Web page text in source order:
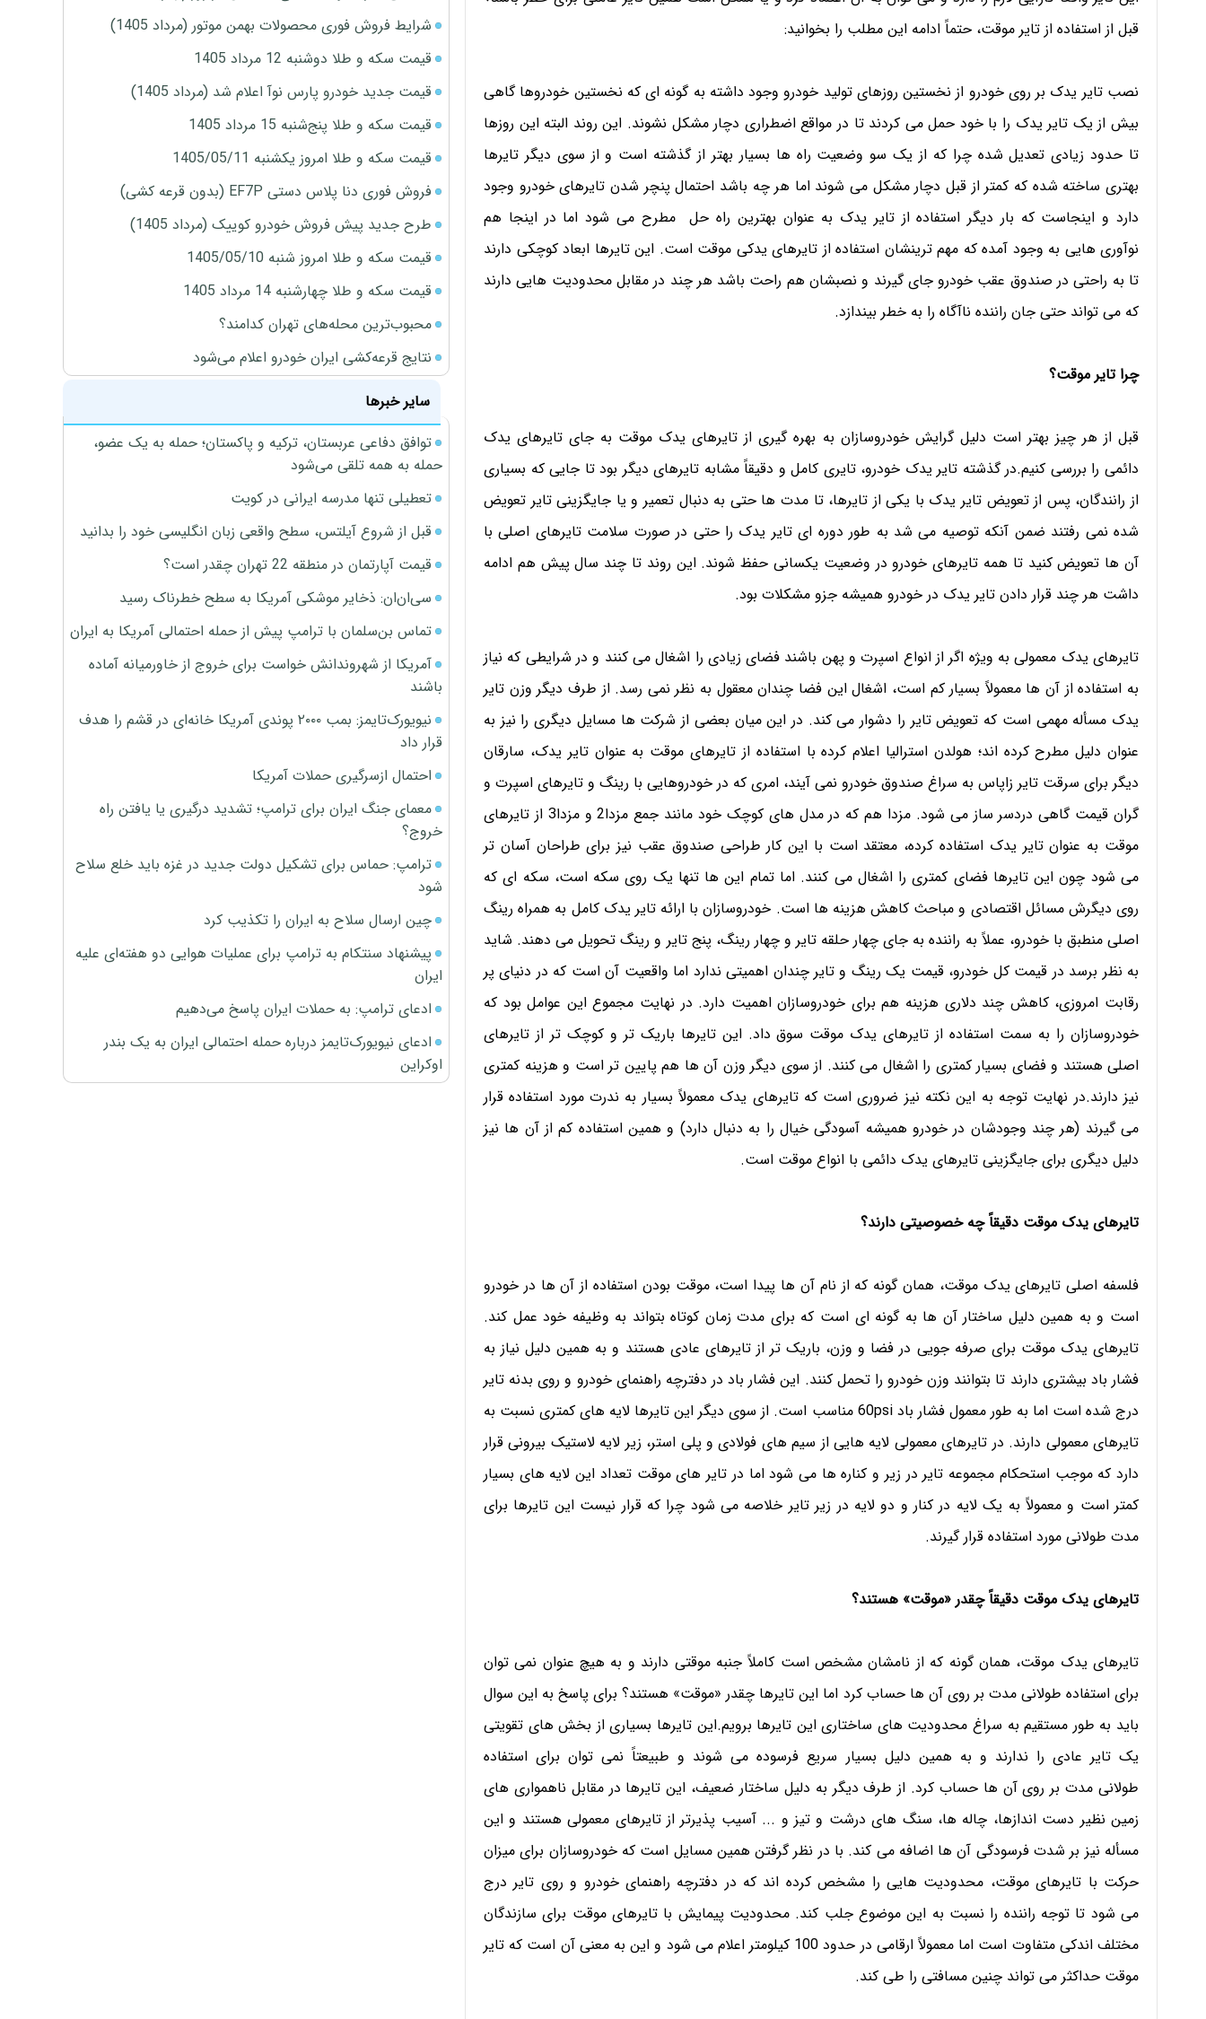
قبل از استفاده از تایر موقت، حتماً ادامه این مطلب را بخوانید:
نصب تایر یدک بر روی خودرو از نخستین روزهای تولید خودرو وجود داشته به گونه ای که نخستین خودروها گاهی
بیش از یک تایر یدک را با خود حمل می کردند تا در مواقع اضطراری دچار مشکل نشوند. این روند البته این روزها
تا حدود زیادی تعدیل شده چرا که از یک سو وضعیت راه ها بسیار بهتر از گذشته است و از سوی دیگر تایرها
بهتری ساخته شده که کمتر از قبل دچار مشکل می شوند اما هر چه باشد احتمال پنچر شدن تایرهای خودرو وجود
دارد و اینجاست که بار دیگر استفاده از تایر یدک به عنوان بهترین راه حل مطرح می شود اما در اینجا هم
نوآوری هایی به وجود آمده که مهم ترینشان استفاده از تایرهای یدکی موقت است. این تایرها ابعاد کوچکی دارند
تا به راحتی در صندوق عقب خودرو جای گیرند و نصبشان هم راحت باشد هر چند در مقابل محدودیت هایی دارند
که می تواند حتی جان راننده ناآگاه را به خطر بیندازد.
چرا تایر موقت؟
قبل از هر چیز بهتر است دلیل گرایش خودروسازان به بهره گیری از تایرهای یدک موقت به جای تایرهای یدک
دائمی را بررسی کنیم.در گذشته تایر یدک خودرو، تایری کامل و دقیقاً مشابه تایرهای دیگر بود تا جایی که بسیاری
از رانندگان، پس از تعویض تایر یدک با یکی از تایرها، تا مدت ها حتی به دنبال تعمیر و یا جایگزینی تایر تعویض
شده نمی رفتند ضمن آنکه توصیه می شد به طور دوره ای تایر یدک را حتی در صورت سلامت تایرهای اصلی با
آن ها تعویض کنید تا همه تایرهای خودرو در وضعیت یکسانی حفظ شوند. این روند تا چند سال پیش هم ادامه
داشت هر چند قرار دادن تایر یدک در خودرو همیشه جزو مشکلات بود.
تایرهای یدک معمولی به ویژه اگر از انواع اسپرت و پهن باشند فضای زیادی را اشغال می کنند و در شرایطی که نیاز
به استفاده از آن ها معمولاً بسیار کم است، اشغال این فضا چندان معقول به نظر نمی رسد. از طرف دیگر وزن تایر
یدک مسأله مهمی است که تعویض تایر را دشوار می کند. در این میان بعضی از شرکت ها مسایل دیگری را نیز به
عنوان دلیل مطرح کرده اند؛ هولدن استرالیا اعلام کرده با استفاده از تایرهای موقت به عنوان تایر یدک، سارقان
دیگر برای سرقت تایر زاپاس به سراغ صندوق خودرو نمی آیند، امری که در خودروهایی با رینگ و تایرهای اسپرت و
گران قیمت گاهی دردسر ساز می شود. مزدا هم که در مدل های کوچک خود مانند جمع مزدا2 و مزدا3 از تایرهای
موقت به عنوان تایر یدک استفاده کرده، معتقد است با این کار طراحی صندوق عقب نیز برای طراحان آسان تر
می شود چون این تایرها فضای کمتری را اشغال می کنند. اما تمام این ها تنها یک روی سکه است، سکه ای که
روی دیگرش مسائل اقتصادی و مباحث کاهش هزینه ها است. خودروسازان با ارائه تایر یدک کامل به همراه رینگ
اصلی منطبق با خودرو، عملاً به راننده به جای چهار حلقه تایر و چهار رینگ، پنج تایر و رینگ تحویل می دهند. شاید
به نظر برسد در قیمت کل خودرو، قیمت یک رینگ و تایر چندان اهمیتی ندارد اما واقعیت آن است که در دنیای پر
رقابت امروزی، کاهش چند دلاری هزینه هم برای خودروسازان اهمیت دارد. در نهایت مجموع این عوامل بود که
خودروسازان را به سمت استفاده از تایرهای یدک موقت سوق داد. این تایرها باریک تر و کوچک تر از تایرهای
اصلی هستند و فضای بسیار کمتری را اشغال می کنند. از سوی دیگر وزن آن ها هم پایین تر است و هزینه کمتری
نیز دارند.در نهایت توجه به این نکته نیز ضروری است که تایرهای یدک معمولاً بسیار به ندرت مورد استفاده قرار
می گیرند (هر چند وجودشان در خودرو همیشه آسودگی خیال را به دنبال دارد) و همین استفاده کم از آن ها نیز
دلیل دیگری برای جایگزینی تایرهای یدک دائمی با انواع موقت است.
تایرهای یدک موقت دقیقاً چه خصوصیتی دارند؟
فلسفه اصلی تایرهای یدک موقت، همان گونه که از نام آن ها پیدا است، موقت بودن استفاده از آن ها در خودرو
است و به همین دلیل ساختار آن ها به گونه ای است که برای مدت زمان کوتاه بتواند به وظیفه خود عمل کند.
تایرهای یدک موقت برای صرفه جویی در فضا و وزن، باریک تر از تایرهای عادی هستند و به همین دلیل نیاز به
فشار باد بیشتری دارند تا بتوانند وزن خودرو را تحمل کنند. این فشار باد در دفترچه راهنمای خودرو و روی بدنه تایر
درج شده است اما به طور معمول فشار باد 60psi مناسب است. از سوی دیگر این تایرها لایه های کمتری نسبت به
تایرهای معمولی دارند. در تایرهای معمولی لایه هایی از سیم های فولادی و پلی استر، زیر لایه لاستیک بیرونی قرار
دارد که موجب استحکام مجموعه تایر در زیر و کناره ها می شود اما در تایر های موقت تعداد این لایه های بسیار
کمتر است و معمولاً به یک لایه در کنار و دو لایه در زیر تایر خلاصه می شود چرا که قرار نیست این تایرها برای
مدت طولانی مورد استفاده قرار گیرند.
تایرهای یدک موقت دقیقاً چقدر «موقت» هستند؟
تایرهای یدک موقت، همان گونه که از نامشان مشخص است کاملاً جنبه موقتی دارند و به هیچ عنوان نمی توان
برای استفاده طولانی مدت بر روی آن ها حساب کرد اما این تایرها چقدر «موقت» هستند؟ برای پاسخ به این سوال
باید به طور مستقیم به سراغ محدودیت های ساختاری این تایرها برویم.این تایرها بسیاری از بخش های تقویتی
یک تایر عادی را ندارند و به همین دلیل بسیار سریع فرسوده می شوند و طبیعتاً نمی توان برای استفاده
طولانی مدت بر روی آن ها حساب کرد. از طرف دیگر به دلیل ساختار ضعیف، این تایرها در مقابل ناهمواری های
زمین نظیر دست اندازها، چاله ها، سنگ های درشت و تیز و ... آسیب پذیرتر از تایرهای معمولی هستند و این
مسأله نیز بر شدت فرسودگی آن ها اضافه می کند. با در نظر گرفتن همین مسایل است که خودروسازان برای میزان
حرکت با تایرهای موقت، محدودیت هایی را مشخص کرده اند که در دفترچه راهنمای خودرو و روی تایر درج
می شود تا توجه راننده را نسبت به این موضوع جلب کند. محدودیت پیمایش با تایرهای موقت برای سازندگان
مختلف اندکی متفاوت است اما معمولاً ارقامی در حدود 100 کیلومتر اعلام می شود و این به معنی آن است که تایر
موقت حداکثر می تواند چنین مسافتی را طی کند.
شرایط فروش فوری محصولات بهمن موتور (مرداد 1405)
قیمت سکه و طلا دوشنبه 12 مرداد 1405
قیمت جدید خودرو پارس نوآ اعلام شد (مرداد 1405)
قیمت سکه و طلا پنج‌شنبه 15 مرداد 1405
قیمت سکه و طلا امروز یکشنبه 1405/05/11
فروش فوری دنا پلاس دستی EF7P (بدون قرعه کشی)
طرح جدید پیش فروش خودرو کوییک (مرداد 1405)
قیمت سکه و طلا امروز شنبه 1405/05/10
قیمت سکه و طلا چهارشنبه 14 مرداد 1405
محبوب‌ترین محله‌های تهران کدامند؟
نتایج قرعه‌کشی ایران خودرو اعلام می‌شود
سایر خبرها
توافق دفاعی عربستان، ترکیه و پاکستان؛ حمله به یک عضو،
حمله به همه تلقی می‌شود
تعطیلی تنها مدرسه ایرانی در کویت
قبل از شروع آیلتس، سطح واقعی زبان انگلیسی خود را بدانید
قیمت آپارتمان در منطقه 22 تهران چقدر است؟
سی‌ان‌ان: ذخایر موشکی آمریکا به سطح خطرناک رسید
تماس بن‌سلمان با ترامپ پیش از حمله احتمالی آمریکا به ایران
آمریکا از شهروندانش خواست برای خروج از خاورمیانه آماده
باشند
نیویورک‌تایمز: بمب ۲۰۰۰ پوندی آمریکا خانه‌ای در قشم را هدف
قرار داد
احتمال ازسرگیری حملات آمریکا
معمای جنگ ایران برای ترامپ؛ تشدید درگیری یا یافتن راه
خروج؟
ترامپ: حماس برای تشکیل دولت جدید در غزه باید خلع سلاح
شود
چین ارسال سلاح به ایران را تکذیب کرد
پیشنهاد سنتکام به ترامپ برای عملیات هوایی دو هفته‌ای علیه
ایران
ادعای ترامپ: به حملات ایران پاسخ می‌دهیم
ادعای نیویورک‌تایمز درباره حمله احتمالی ایران به یک بندر
اوکراین